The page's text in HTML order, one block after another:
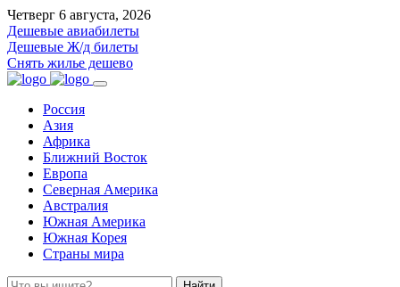
Четверг 6 августа, 2026
Дешевые авиабилеты
Дешевые Ж/д билеты
Снять жилье дешево
Россия
Азия
Африка
Ближний Восток
Европа
Северная Америка
Австралия
Южная Америка
Южная Корея
Страны мира